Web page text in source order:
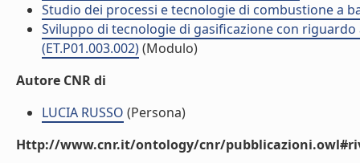
Studio dei processi e tecnologie di combustione a
Sviluppo di tecnologie di gasificazione con
(ET.P01.003.002)(Modulo)
Autore CNR di
LUCIA RUSSO (Persona)
Http://www.cnr.it/ontology/cnr/